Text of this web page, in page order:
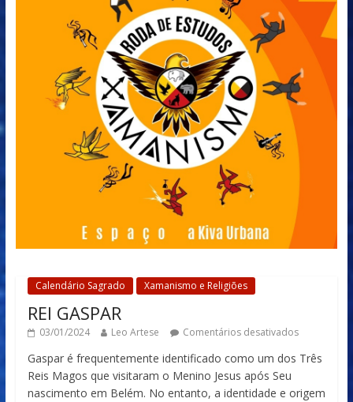
Calendário Sagrado Xamanismo e Religiões
REI GASPAR
03/01/2024 Leo Artese Comentários desativados
Gaspar é frequentemente identificado como um dos Três
Reis Magos que visitaram o Menino Jesus após Seu
nascimento em Belém. No entanto, a identidade e origem